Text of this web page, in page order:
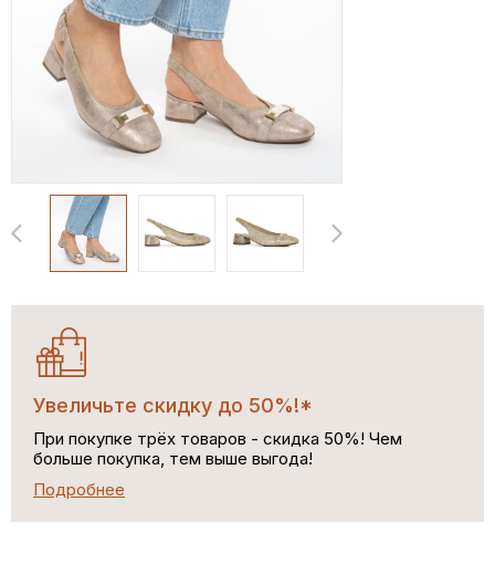
Увеличьте скидку до 50%!*
При покупке трёх товаров - скидка 50%! Чем
больше покупка, тем выше выгода!
Подробнее